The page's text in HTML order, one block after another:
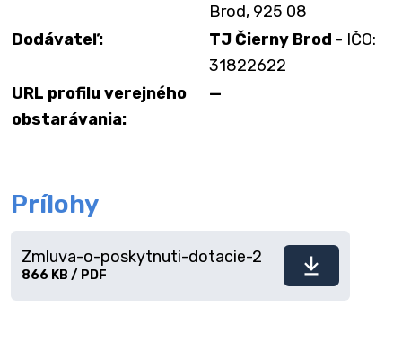
Brod, 925 08
Dodávateľ:
TJ Čierny Brod - IČO:
31822622
URL profilu verejného
obstarávania:
—
Prílohy
Stiahnuť
Zmluva-o-poskytnuti-dotacie-2
866 KB / PDF